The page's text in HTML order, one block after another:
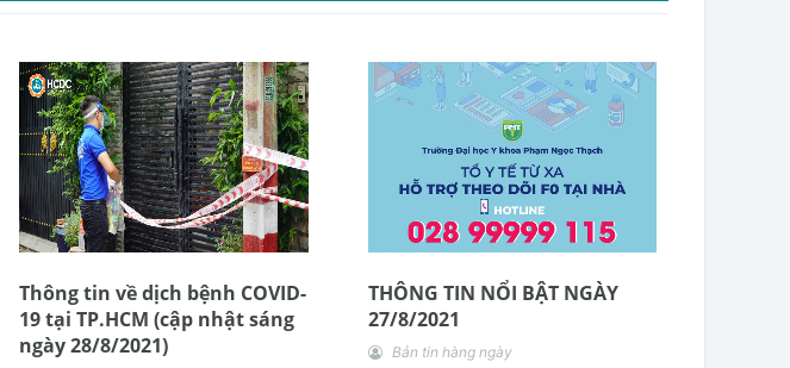
Thông tin về dịch bệnh COVID-
19 tại TP.HCM (cập nhật sáng
ngày 28/8/2021)
THÔNG TIN NỔI BẬT NGÀY
27/8/2021
Bản tin hàng ngày